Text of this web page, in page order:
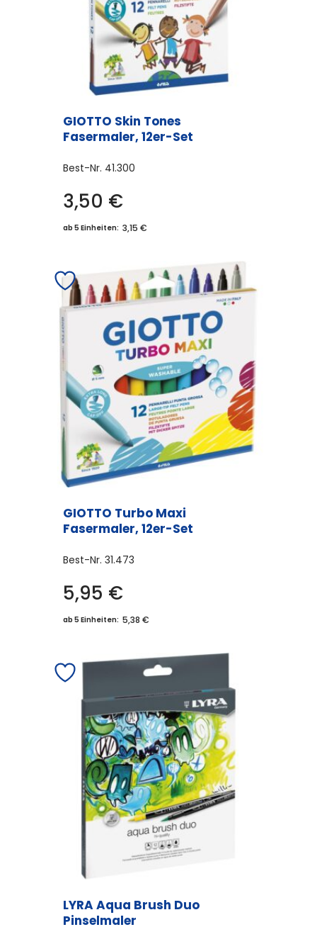
GIOTTO Skin Tones
Fasermaler, 12er-Set
Best-Nr. 41.300
3,50 €
ab 5 Einheiten: 3,15 €
GIOTTO Turbo Maxi
Fasermaler, 12er-Set
Best-Nr. 31.473
5,95 €
ab 5 Einheiten: 5,38 €
LYRA Aqua Brush Duo
Pinselmaler